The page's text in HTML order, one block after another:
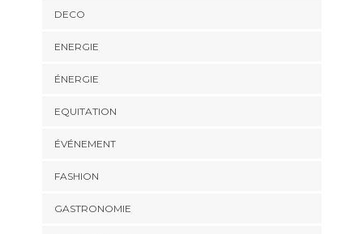
DECO
ENERGIE
ÉNERGIE
EQUITATION
ÉVÉNEMENT
FASHION
GASTRONOMIE